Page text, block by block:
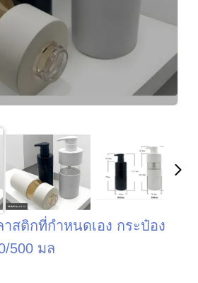
สติกที่กําหนดเอง กระป๋อง
500 มล